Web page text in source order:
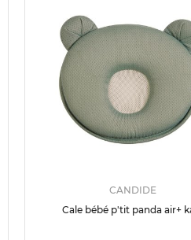
CANDIDE
Cale bébé p'tit panda air+